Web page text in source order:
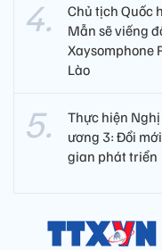
Chủ tịch Quốc
Mẫn sẽ viếng
Xaysomphone
Lào
Thực hiện
ương 3: Đổi
gian phát triển